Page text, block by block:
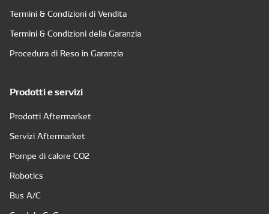
Termini & Condizioni di Vendita
Termini & Condizioni della Garanzia
Procedura di Reso in Garanzia
Prodotti e servizi
Prodotti Aftermarket
Servizi Aftermarket
Pompe di calore CO2
Robotics
Bus A/C